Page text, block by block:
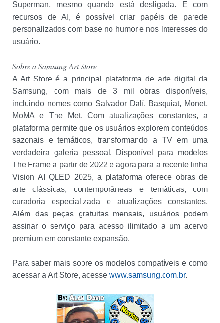
Superman, mesmo quando está desligada. E com
recursos de AI, é possível criar papéis de parede
personalizados com base no humor e nos interesses do
usuário.
Sobre a Samsung Art Store
A Art Store é a principal plataforma de arte digital da
Samsung, com mais de 3 mil obras disponíveis,
incluindo nomes como Salvador Dalí, Basquiat, Monet,
MoMA e The Met. Com atualizações constantes, a
plataforma permite que os usuários explorem conteúdos
sazonais e temáticos, transformando a TV em uma
verdadeira galeria pessoal. Disponível para modelos
The Frame a partir de 2022 e agora para a recente linha
Vision AI QLED 2025, a plataforma oferece obras de
arte clássicas, contemporâneas e temáticas, com
curadoria especializada e atualizações constantes.
Além das peças gratuitas mensais, usuários podem
assinar o serviço para acesso ilimitado a um acervo
premium em constante expansão.
Para saber mais sobre os modelos compatíveis e como
acessar a Art Store, acesse www.samsung.com.br.